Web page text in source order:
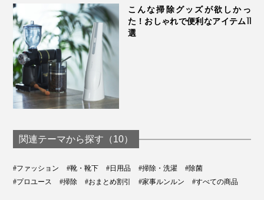
アルミ製の缶入りパッケージは、洗剤らしからぬおしゃ
れなルックス。リビングやバスルームで出しっぱなしに
しておいても、インテリアを邪魔しません。
こんな掃除グッズが欲しかっ
た！おしゃれで便利なアイテム11
選
関連テーマから探す（10）
#ファッション #靴・靴下 #日用品 #掃除・洗濯
#除菌
#プロユース
#掃除 #おまとめ割引 #家事ルンルン #すべての商品